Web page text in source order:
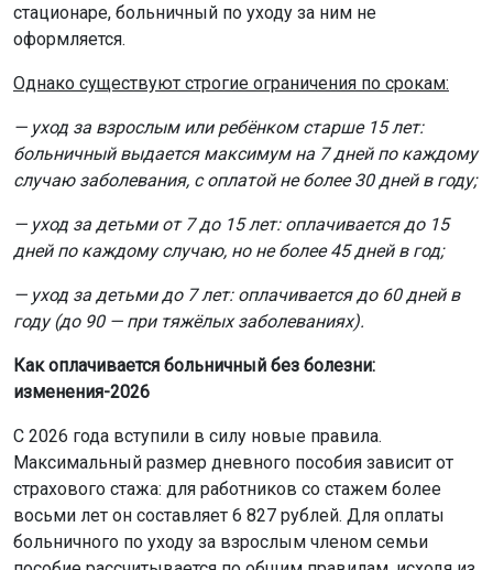
стационаре, больничный по уходу за ним не
оформляется.
Однако существуют строгие ограничения по срокам:
— уход за взрослым или ребёнком старше 15 лет:
больничный выдается максимум на 7 дней по каждому
случаю заболевания, с оплатой не более 30 дней в году;
— уход за детьми от 7 до 15 лет: оплачивается до 15
дней по каждому случаю, но не более 45 дней в год;
— уход за детьми до 7 лет: оплачивается до 60 дней в
году (до 90 — при тяжёлых заболеваниях).
Как оплачивается больничный без болезни:
изменения-2026
С 2026 года вступили в силу новые правила.
Максимальный размер дневного пособия зависит от
страхового стажа: для работников со стажем более
восьми лет он составляет 6 827 рублей. Для оплаты
больничного по уходу за взрослым членом семьи